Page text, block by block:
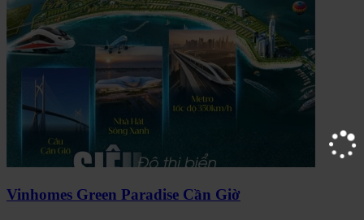
Vinhomes Green Paradise Cần Giờ